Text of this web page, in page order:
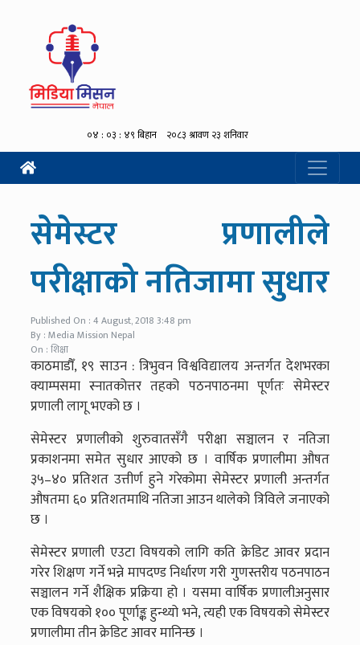
सेमेस्टर प्रणालीले
परीक्षाको नतिजामा सुधार
Published On : 4 August, 2018 3:48 pm
By : Media Mission Nepal
On : शिक्षा
काठमाडौँ, १९ साउन : त्रिभुवन विश्वविद्यालय अन्तर्गत देशभरका
क्याम्पसमा स्नातकोत्तर तहको पठनपाठनमा पूर्णतः सेमेस्टर
प्रणाली लागू भएको छ ।
सेमेस्टर प्रणालीको शुरुवातसँगै परीक्षा सञ्चालन र नतिजा
प्रकाशनमा समेत सुधार आएको छ । वार्षिक प्रणालीमा औषत
३५–४० प्रतिशत उत्तीर्ण हुने गरेकोमा सेमेस्टर प्रणाली अन्तर्गत
औषतमा ६० प्रतिशतमाथि नतिजा आउन थालेको त्रिविले जनाएको
छ ।
सेमेस्टर प्रणाली एउटा विषयको लागि कति क्रेडिट आवर प्रदान
गरेर शिक्षण गर्ने भन्ने मापदण्ड निर्धारण गरी गुणस्तरीय पठनपाठन
सञ्चालन गर्ने शैक्षिक प्रक्रिया हो । यसमा वार्षिक प्रणालीअनुसार
एक विषयको १०० पूर्णाङ्क हुन्थ्यो भने, त्यही एक विषयको सेमेस्टर
प्रणालीमा तीन क्रेडिट आवर मानिन्छ ।